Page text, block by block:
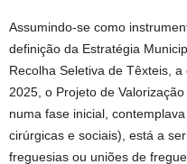
Assumindo-se como
definição da Estratégia
Recolha Seletiva de Têxteis,
2025, o Projeto de
numa fase inicial,
cirúrgicas e sociais), está a
freguesias ou uniões de